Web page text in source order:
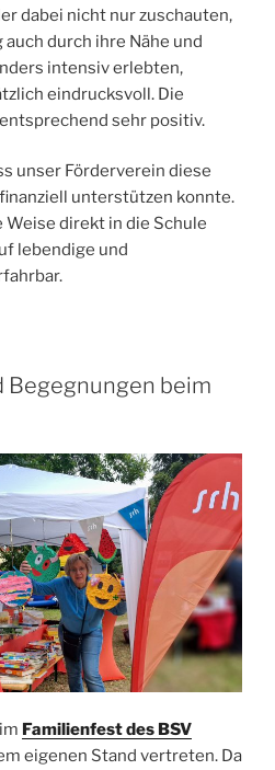
dabei nicht nur zuschauten,
durch ihre Nähe und
intensiv erlebten,
eindrucksvoll. Die
sehr positiv.
unser Förderverein diese
unterstützen konnte.
direkt in die Schule
lebendige und
Begegnungen beim
Familienfest des BSV
eigenen Stand vertreten. Da